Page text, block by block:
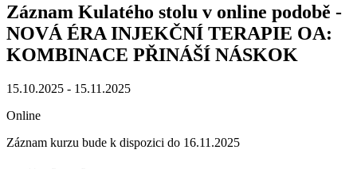
Záznam Kulatého stolu v online podobě -
NOVÁ ÉRA INJEKČNÍ TERAPIE OA:
KOMBINACE PŘINÁŠÍ NÁSKOK
15.10.2025 - 15.11.2025
Online
Záznam kurzu bude k dispozici do 16.11.2025